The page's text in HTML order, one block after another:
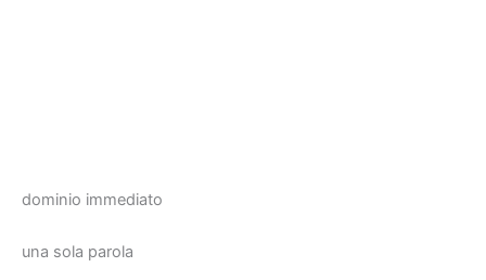
dominio immediato
una sola parola